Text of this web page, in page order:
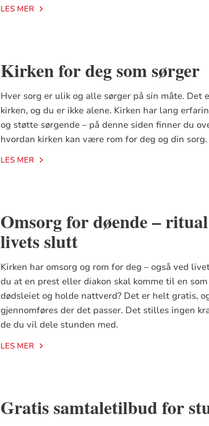
LES MER
Kirken for deg som sørger
Hver sorg er ulik og alle sørger på sin måte. Det
kirken, og du er ikke alene. Kirken har lang
og støtte sørgende – på denne siden finner du
hvordan kirken kan være rom for deg og din sorg.
LES MER
Omsorg for døende –
livets slutt
Kirken har omsorg og rom for deg – også ved
du at en prest eller diakon skal komme til en
dødsleiet og holde nattverd? Det er helt gratis,
gjennomføres der det passer. Det stilles ingen
de du vil dele stunden med.
LES MER
Gratis samtaletilbud for